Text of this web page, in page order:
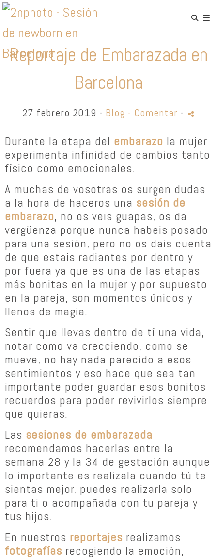
Reportaje de Embarazada en
Barcelona
27 febrero 2019 - Blog - Comentar -
Durante la etapa del embarazo la mujer
experimenta infinidad de cambios tanto
físico como emocionales.
A muchas de vosotras os surgen dudas
a la hora de haceros una sesión de
embarazo, no os veis guapas, os da
vergüenza porque nunca habeis posado
para una sesión, pero no os dais cuenta
de que estais radiantes por dentro y
por fuera ya que es una de las etapas
más bonitas en la mujer y por supuesto
en la pareja, son momentos únicos y
llenos de magia.
Sentir que llevas dentro de tí una vida,
notar como va crecciendo, como se
mueve, no hay nada parecido a esos
sentimientos y eso hace que sea tan
importante poder guardar esos bonitos
recuerdos para poder revivirlos siempre
que quieras.
Las sesiones de embarazada
recomendamos hacerlas entre la
semana 28 y la 34 de gestación aunque
lo importante es realizala cuando tú te
sientas mejor, puedes realizarla solo
para ti o acompañada con tu pareja y
tus hijos.
En nuestros reportajes realizamos
fotografías recogiendo la emoción,